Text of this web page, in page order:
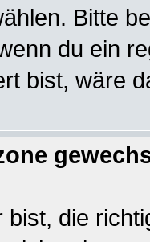
Bitte
du ein
bist, wäre
bist, die